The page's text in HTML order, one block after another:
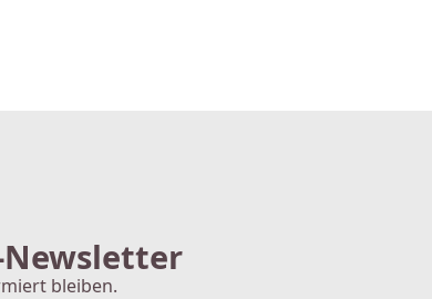
Newsletter
bleiben.